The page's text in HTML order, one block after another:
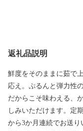
返礼品説明
鮮度をそのままに茹で
応え。ぷるんと弾力性
だからこそ味わえる、
しみいただけます。定
から3か月連続でお送り